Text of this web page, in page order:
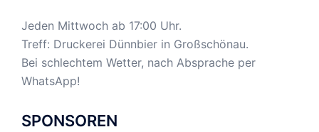
Jeden Mittwoch ab 17:00 Uhr.
Treff: Druckerei Dünnbier in Großschönau.
Bei schlechtem Wetter, nach Absprache per
WhatsApp!
SPONSOREN